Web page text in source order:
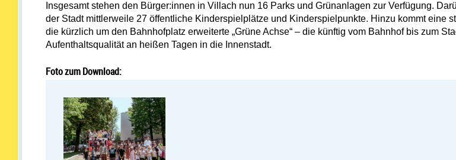
Insgesamt stehen den Bürger:innen in Villach nun 16 Parks und Grünanlagen zur Verfügung.
der Stadt mittlerweile 27 öffentliche Kinderspielplätze und Kinderspielpunkte. Hinzu kommt eine
die kürzlich um den Bahnhofplatz erweiterte „Grüne Achse“ – die künftig vom Bahnhof bis zum
Aufenthaltsqualität an heißen Tagen in die Innenstadt.
Foto zum Download: